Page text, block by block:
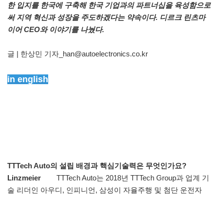
한 입지를 한국에 구축해 한국 기업과의 파트너십을 육성함으로
써 지역 혁신과 성장을 주도하겠다는 약속이다. 디르크 린츠마
이어 CEO와 이야기를 나눴다.
글 | 한상민 기자_han@autoelectronics.co.kr
in english
TTTech Auto의 설립 배경과 핵심기술력은 무엇인가요?
Linzmeier
TTTech Auto는 2018년 TTTech Group과 업계 기
술 리더인 아우디, 인피니언, 삼성이 자율주행 및 첨단 운전자